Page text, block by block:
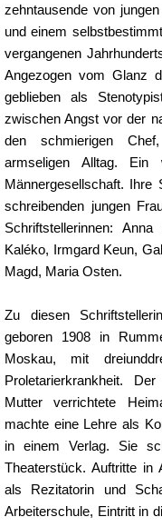
zehntausende von
und einem
vergangenen
Angezogen vom Glanz
geblieben als
zwischen Angst vor der
den schmierigen
armseligen Alltag. Ein
Männergesellschaft.
schreibenden jungen
Schriftstellerinnen:
Kaléko, Irmgard Keun,
Magd, Maria Osten.
Zu diesen
geboren 1908 in
Moskau, mit
Proletarierkrankheit.
Mutter verrichtete
machte eine Lehre als
in einem Verlag. Sie
Theaterstück. Auftritte in
als Rezitatorin und
Arbeiterschule, Eintritt in